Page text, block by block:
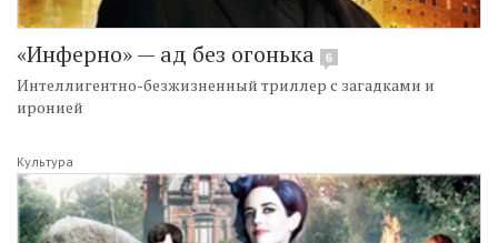
«Инферно» — ад без огонька 6
Интеллигентно-безжизненный триллер с загадками и
иронией
Культура